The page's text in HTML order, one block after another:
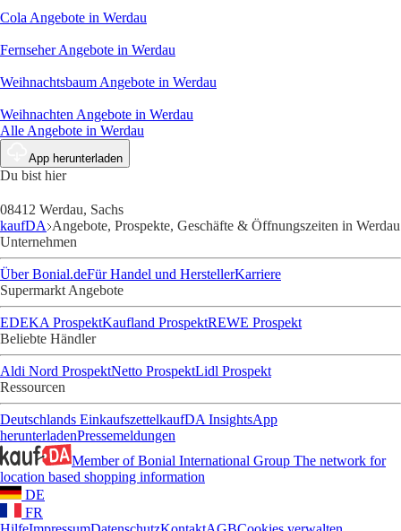
Cola Angebote in Werdau
FernseherAngebote in Werdau
Weihnachtsbaum Angebote in Werdau
Weihnachten Angebote in Werdau
Alle Angebote in Werdau
App herunterladen
Du bist hier
08412 Werdau, Sachs
kaufDA Angebote, Prospekte, Geschäfte & Öffnungszeiten in Werdau
Unternehmen
Über Bonial.deFür Handel und HerstellerKarriere
Supermarkt Angebote
EDEKA ProspektKaufland ProspektREWE Prospekt
Beliebte Händler
Aldi Nord ProspektNetto ProspektLidl Prospekt
Ressourcen
Deutschlands EinkaufszettelkaufDA InsightsApp
herunterladenPressemeldungen
Member of Bonial International Group The network for
location based shopping information
DE
FR